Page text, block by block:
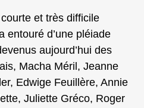
et très difficile
entouré d’une pléiade
aujourd’hui des
Macha Méril, Jeanne
Edwige Feuillère, Annie
Juliette Gréco, Roger